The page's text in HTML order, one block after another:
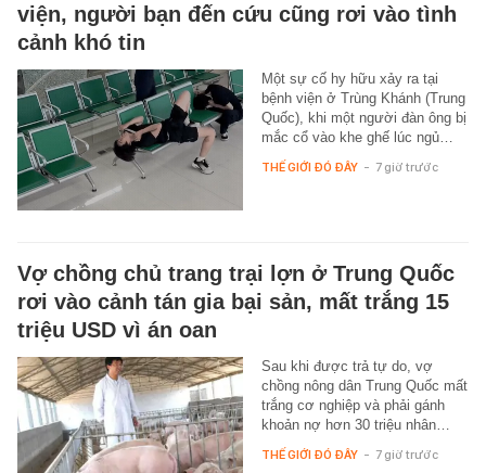
viện, người bạn đến cứu cũng rơi vào tình
cảnh khó tin
Một sự cố hy hữu xảy ra tại
bệnh viện ở Trùng Khánh (Trung
Quốc), khi một người đàn ông bị
mắc cổ vào khe ghế lúc ngủ…
THẾ GIỚI ĐÓ ĐÂY - 7 giờ trước
Vợ chồng chủ trang trại lợn ở Trung Quốc
rơi vào cảnh tán gia bại sản, mất trắng 15
triệu USD vì án oan
Sau khi được trả tự do, vợ
chồng nông dân Trung Quốc mất
trắng cơ nghiệp và phải gánh
khoản nợ hơn 30 triệu nhân…
THẾ GIỚI ĐÓ ĐÂY - 7 giờ trước